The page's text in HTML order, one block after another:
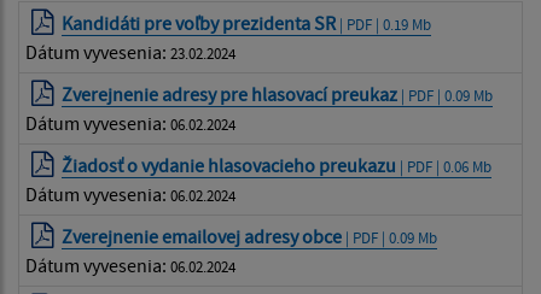
Kandidáti pre voľby prezidenta SR| PDF | 0.19 Mb
Dátum vyvesenia: 23.02.2024
Zverejnenie adresy pre hlasovací preukaz | PDF | 0.09 Mb
Dátum vyvesenia: 06.02.2024
Žiadosť o vydanie hlasovacieho preukazu | PDF | 0.06 Mb
Dátum vyvesenia: 06.02.2024
Zverejnenie emailovej adresy obce | PDF | 0.09 Mb
Dátum vyvesenia: 06.02.2024